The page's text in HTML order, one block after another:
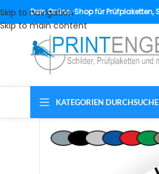
Skip to navigation
Skip to main content
DeinOnline-Shop für Prüfplaketten,
KATEGORIEN